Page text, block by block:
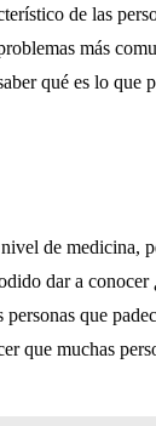
de las
más
qué es lo que
de medicina,
dar a conocer
personas que
que muchas